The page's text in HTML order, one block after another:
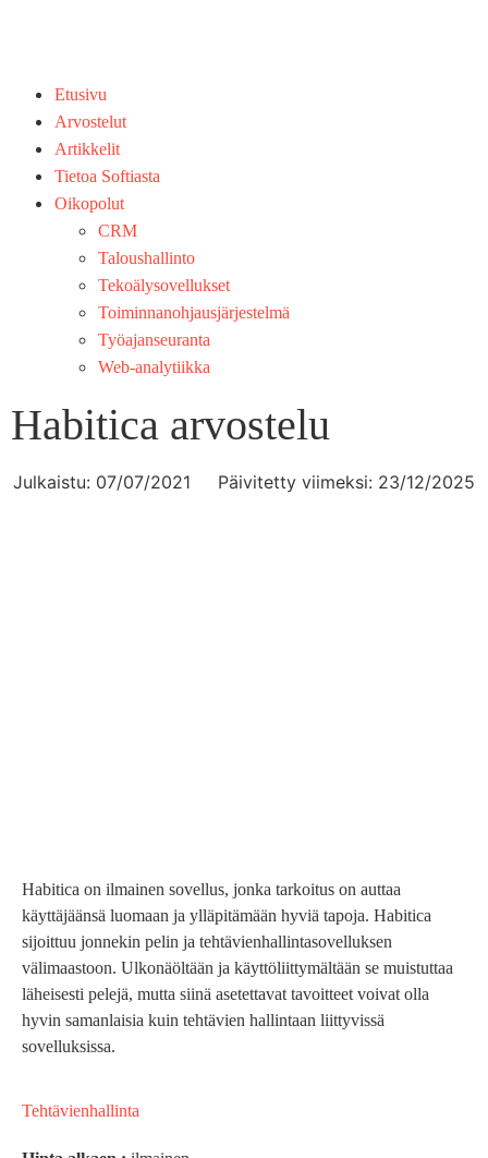
Etusivu
Arvostelut
Artikkelit
Tietoa Softiasta
Oikopolut
CRM
Taloushallinto
Tekoälysovellukset
Toiminnan­ohjausjärjestelmä
Työajanseuranta
Web-analytiikka
Habitica arvostelu
Julkaistu: 07/07/2021 Päivitetty viimeksi: 23/12/2025
Habitica on ilmainen sovellus, jonka tarkoitus on auttaa
käyttäjäänsä luomaan ja ylläpitämään hyviä tapoja. Habitica
sijoittuu jonnekin pelin ja tehtävienhallintasovelluksen
välimaastoon. Ulkonäöltään ja käyttöliittymältään se muistuttaa
läheisesti pelejä, mutta siinä asetettavat tavoitteet voivat olla
hyvin samanlaisia kuin tehtävien hallintaan liittyvissä
sovelluksissa.
Tehtävienhallinta